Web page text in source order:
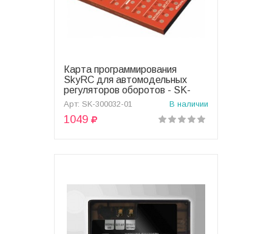
В корзину
Карта программирования
SkyRC для автомодельных
регуляторов оборотов - SK-
300032-01
Арт: SK-300032-01 В наличии
1049